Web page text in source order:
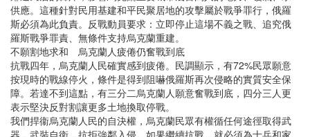
供應。這種針對民用基建和平民聚居地的攻擊屬於戰爭罪行，俄羅
斯必須為此負責。反戰動員要求：立即停止這場不義之戰、追究俄
羅斯戰爭罪責、無條件支持烏克蘭重建。
不願割地求和 烏克蘭人疲倦仍奮戰到底
抗戰四年，烏克蘭人民確實感到疲倦。民調顯示，有72%民眾願意
按現時的戰線停火，條件是得到阻嚇俄羅斯再次侵略的實質安全保
障。若達不到這點，有三分二烏克蘭人願意奮戰到底，四分三人更
表示堅決反對割讓更多土地換取停戰。
我們捍衞烏克蘭人民的自決權，烏克蘭民眾有權循任何途徑取得武